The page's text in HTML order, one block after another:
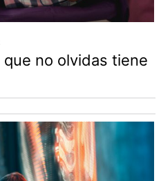
que no olvidas tiene